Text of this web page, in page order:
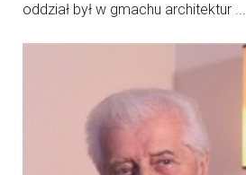
oddział był w gmachu architektur ...